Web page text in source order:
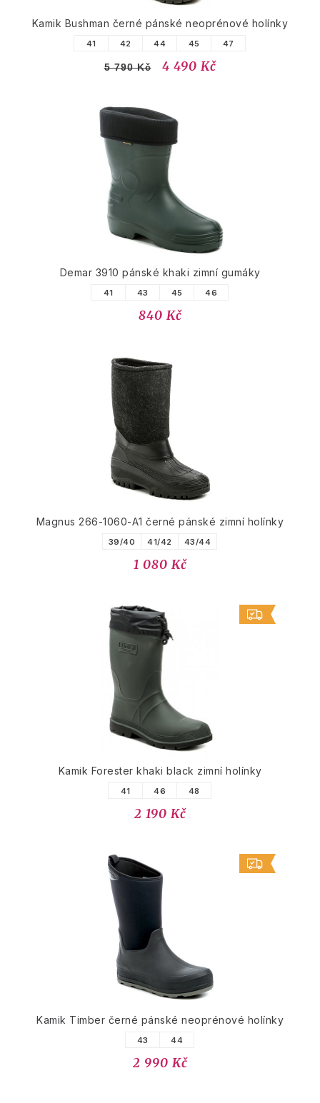
Kamik Bushman černé pánské neoprénové holínky
41 42 44 45 47
5 790 Kč 4 490 Kč
Demar 3910 pánské khaki zimní gumáky
41 43 45 46
840 Kč
Magnus 266-1060-A1 černé pánské zimní holínky
39/40 41/42 43/44
1 080 Kč
Kamik Forester khaki black zimní holínky
41 46 48
2 190 Kč
Kamik Timber černé pánské neoprénové holínky
43 44
2 990 Kč